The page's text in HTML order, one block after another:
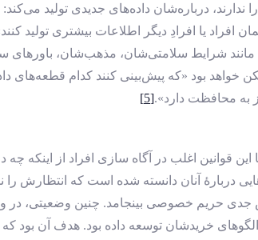
درباره‌شان داده‌های جدیدی تولید
افراد یا افرادِ دیگر اطلاعات بیشتری تولید
مانند شرایط سلامتی‌شان، مذهب‌شان،
بود «که پیش‌بینی کنند کدام قطعه‌های داده
به محافظت دارد».[5]
اغلب در آگاه ‌سازی افراد از اینکه چه
دربارۀ آنان دانسته شده ‌است که انتظارش را
جدی حریم خصوصی بینجامد. چنین وضعیتی، در
خریدشان توسعه داده بود. هدف آن بود